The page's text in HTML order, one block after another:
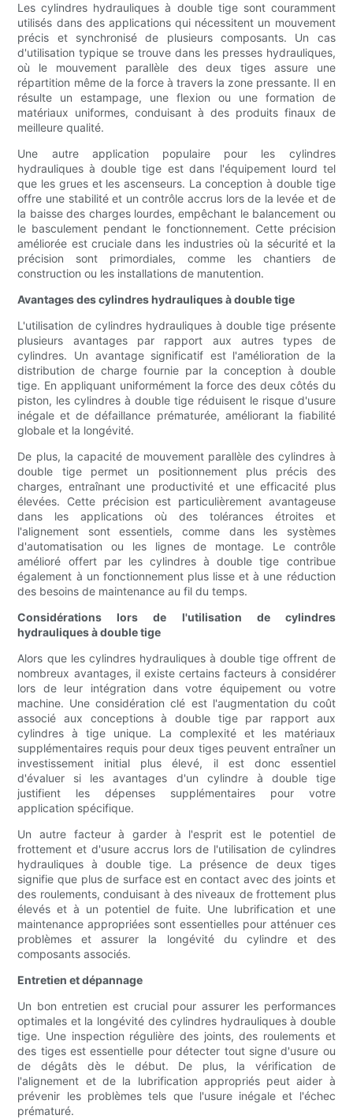
Les cylindres hydrauliques à double tige sont couramment
utilisés dans des applications qui nécessitent un mouvement
précis et synchronisé de plusieurs composants. Un cas
d'utilisation typique se trouve dans les presses hydrauliques,
où le mouvement parallèle des deux tiges assure une
répartition même de la force à travers la zone pressante. Il en
résulte un estampage, une flexion ou une formation de
matériaux uniformes, conduisant à des produits finaux de
meilleure qualité.
Une autre application populaire pour les cylindres
hydrauliques à double tige est dans l'équipement lourd tel
que les grues et les ascenseurs. La conception à double tige
offre une stabilité et un contrôle accrus lors de la levée et de
la baisse des charges lourdes, empêchant le balancement ou
le basculement pendant le fonctionnement. Cette précision
améliorée est cruciale dans les industries où la sécurité et la
précision sont primordiales, comme les chantiers de
construction ou les installations de manutention.
Avantages des cylindres hydrauliques à double tige
L'utilisation de cylindres hydrauliques à double tige présente
plusieurs avantages par rapport aux autres types de
cylindres. Un avantage significatif est l'amélioration de la
distribution de charge fournie par la conception à double
tige. En appliquant uniformément la force des deux côtés du
piston, les cylindres à double tige réduisent le risque d'usure
inégale et de défaillance prématurée, améliorant la fiabilité
globale et la longévité.
De plus, la capacité de mouvement parallèle des cylindres à
double tige permet un positionnement plus précis des
charges, entraînant une productivité et une efficacité plus
élevées. Cette précision est particulièrement avantageuse
dans les applications où des tolérances étroites et
l'alignement sont essentiels, comme dans les systèmes
d'automatisation ou les lignes de montage. Le contrôle
amélioré offert par les cylindres à double tige contribue
également à un fonctionnement plus lisse et à une réduction
des besoins de maintenance au fil du temps.
Considérations lors de l'utilisation de cylindres
hydrauliques à double tige
Alors que les cylindres hydrauliques à double tige offrent de
nombreux avantages, il existe certains facteurs à considérer
lors de leur intégration dans votre équipement ou votre
machine. Une considération clé est l'augmentation du coût
associé aux conceptions à double tige par rapport aux
cylindres à tige unique. La complexité et les matériaux
supplémentaires requis pour deux tiges peuvent entraîner un
investissement initial plus élevé, il est donc essentiel
d'évaluer si les avantages d'un cylindre à double tige
justifient les dépenses supplémentaires pour votre
application spécifique.
Un autre facteur à garder à l'esprit est le potentiel de
frottement et d'usure accrus lors de l'utilisation de cylindres
hydrauliques à double tige. La présence de deux tiges
signifie que plus de surface est en contact avec des joints et
des roulements, conduisant à des niveaux de frottement plus
élevés et à un potentiel de fuite. Une lubrification et une
maintenance appropriées sont essentielles pour atténuer ces
problèmes et assurer la longévité du cylindre et des
composants associés.
Entretien et dépannage
Un bon entretien est crucial pour assurer les performances
optimales et la longévité des cylindres hydrauliques à double
tige. Une inspection régulière des joints, des roulements et
des tiges est essentielle pour détecter tout signe d'usure ou
de dégâts dès le début. De plus, la vérification de
l'alignement et de la lubrification appropriés peut aider à
prévenir les problèmes tels que l'usure inégale et l'échec
prématuré.